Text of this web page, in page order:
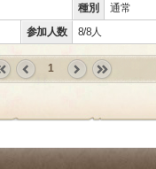
種別 通常
参加人数 8/8人
1